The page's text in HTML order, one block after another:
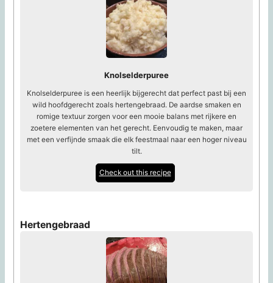
Knolselderpuree
Knolselderpuree is een heerlijk bijgerecht dat perfect past bij een
wild hoofdgerecht zoals hertengebraad. De aardse smaken en
romige textuur zorgen voor een mooie balans met rijkere en
zoetere elementen van het gerecht. Eenvoudig te maken, maar
met een verfijnde smaak die elk feestmaal naar een hoger niveau
tilt.
Check out this recipe
Hertengebraad